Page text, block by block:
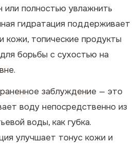
или полностью увлажнить
гидратация поддерживает
кожи, топические продукты
борьбы с сухостью на
заблуждение — это
воду непосредственно из
воды, как губка.
улучшает тонус кожи и